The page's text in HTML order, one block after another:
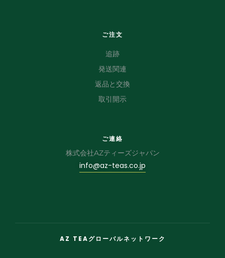
ご注文
追跡
発送関連
返品と交換
取引開示
ご連絡
株式会社AZティーズジャパン
info@az-teas.co.jp
AZ TEAグローバルネットワーク